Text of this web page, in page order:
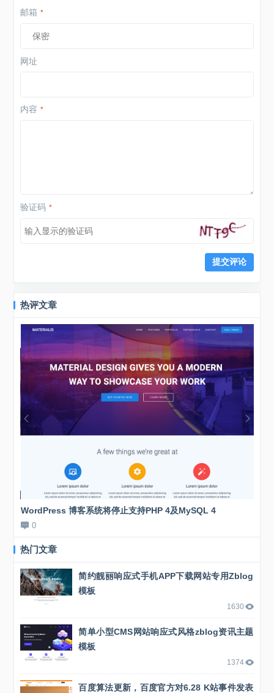
邮箱 *
网址
内容 *
验证码 *
热评文章
WordPress 博客系统将停止支持PHP 4及MySQL 4
0
热门文章
简约靓丽响应式手机APP下载网站专用Zblog
模板
1630
简单小型CMS网站响应式风格zblog资讯主题
模板
1374
百度算法更新，百度官方对6.28 K站事件发表